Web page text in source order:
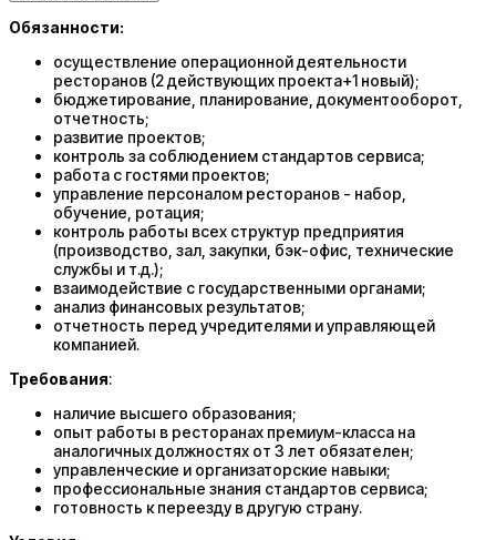
Обязанности:
осуществление операционной деятельности
ресторанов (2 действующих проекта+1 новый);
бюджетирование, планирование, документооборот,
отчетность;
развитие проектов;
контроль за соблюдением стандартов сервиса;
работа с гостями проектов;
управление персоналом ресторанов - набор,
обучение, ротация;
контроль работы всех структур предприятия
(производство, зал, закупки, бэк-офис, технические
службы и т.д.);
взаимодействие с государственными органами;
анализ финансовых результатов;
отчетность перед учредителями и управляющей
компанией.
Требования:
наличие высшего образования;
опыт работы в ресторанах премиум-класса на
аналогичных должностях от 3 лет обязателен;
управленческие и организаторские навыки;
профессиональные знания стандартов сервиса;
готовность к переезду в другую страну.